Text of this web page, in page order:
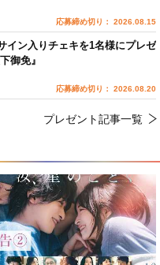
応募締め切り： 2026.08.15
イン入りチェキを1名様にプレゼ
御免』
応募締め切り： 2026.08.20
プレゼント記事一覧